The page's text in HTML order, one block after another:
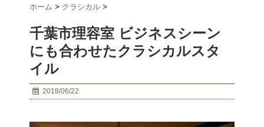
ホーム > クラシカル >
千葉市理容室 ビジネスシーン
にも合わせたクラシカルスタ
イル
2018/06/22